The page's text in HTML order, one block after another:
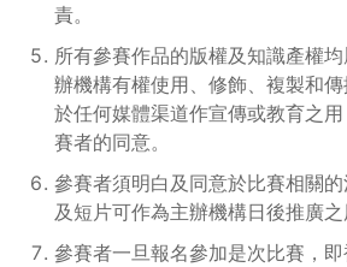
責。
所有參賽作品的版權及知識產權
辦機構有權使用、修飾、複製和
於任何媒體渠道作宣傳或教育之
賽者的同意。
參賽者須明白及同意於比賽相關
及短片可作為主辦機構日後推廣之
參賽者一旦報名參加是次比賽，